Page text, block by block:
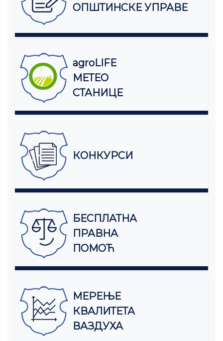
ОПШТИНСКЕ УПРАВЕ
agroLIFE
МЕТЕО
СТАНИЦЕ
КОНКУРСИ
БЕСПЛАТНА
ПРАВНА
ПОМОЋ
МЕРЕЊЕ
КВАЛИТЕТА
ВАЗДУХА